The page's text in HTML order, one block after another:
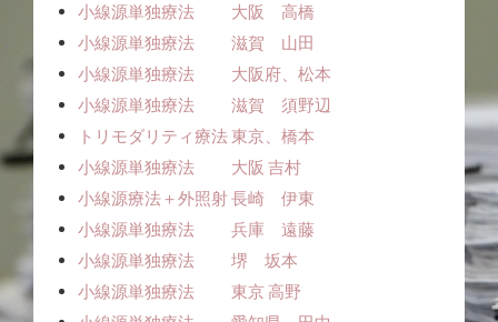
小線源単独療法 大阪 高橋
小線源単独療法 滋賀 山田
小線源単独療法 大阪府、松本
小線源単独療法 滋賀 須野辺
トリモダリティ療法 東京、橋本
小線源単独療法 大阪 吉村
小線源療法＋外照射 長崎 伊東
小線源単独療法 兵庫 遠藤
小線源単独療法 堺 坂本
小線源単独療法 東京 高野